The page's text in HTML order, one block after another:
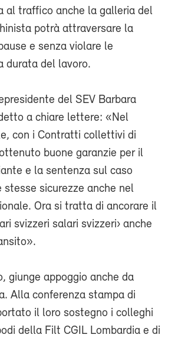
al traffico anche la galleria del
potrà attraversare la
e senza violare le
durata del lavoro.
del SEV Barbara
a chiare lettere: «Nel
con i Contratti collettivi di
buone garanzie per il
e la sentenza sul caso
stesse sicurezze anche nel
Ora si tratta di ancorare il
svizzeri salari svizzeri› anche
giunge appoggio anche da
Alla conferenza stampa di
il loro sostegno i colleghi
della Filt CGIL Lombardia e di